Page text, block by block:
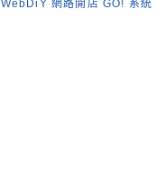
WebDiY 網路開店 GO! 系統